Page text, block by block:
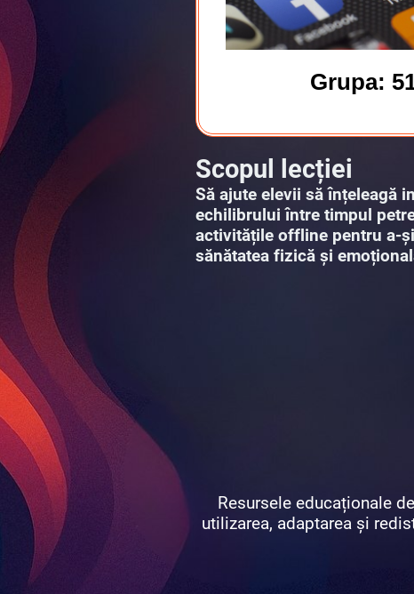
Grupa:
Scopul lecției
Să ajute elevii să înțeleagă
echilibrului între timpul
activitățile offline pentru a-
sănătatea fizică și
Resursele educaționale
utilizarea, adaptarea și